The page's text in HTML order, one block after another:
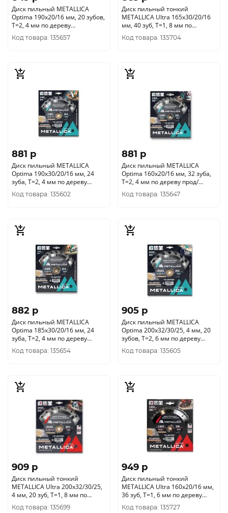
Диск пильный METALLICA
Optima 190x20/16 мм, 20 зубов,
Т=2, 4 мм по дереву
продольный, 902660
Код товара: 135657
Диск пильный тонкий
METALLICA Ultra 165x30/20/16
мм, 40 зуб, Т=1, 8 мм по
ламинату, 903551
Код товара: 135704
881 p
Диск пильный METALLICA
Optima 190x30/20/16 мм, 24
зуба, Т=2, 4 мм по дереву
продольный, 902691
Код товара: 135602
881 p
Диск пильный METALLICA
Optima 160x20/16 мм, 32 зуба,
Т=2, 4 мм по дереву прод/
поперечн, 902530
Код товара: 135647
882 p
Диск пильный METALLICA
Optima 185x30/20/16 мм, 24
зуба, Т=2, 4 мм по дереву
продольный, 902639
Код товара: 135654
905 p
Диск пильный METALLICA
Optima 200x32/30/25, 4 мм, 20
зубов, Т=2, 6 мм по дереву
продольный, 902721
Код товара: 135605
909 p
Диск пильный тонкий
METALLICA Ultra 200x32/30/25,
4 мм, 20 зуб, Т=1, 8 мм по
дереву продольн., 903483
Код товара: 135699
949 p
Диск пильный тонкий
METALLICA Ultra 160x20/16 мм,
36 зуб, Т=1, 6 мм по дереву
поперечн., 909386
Код товара: 135727